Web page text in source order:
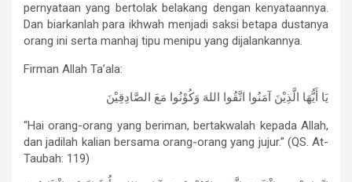
pernyataan yang bertolak belakang dengan kenyataannya.
Dan biarkanlah para ikhwah menjadi saksi betapa dustanya
orang ini serta manhaj tipu menipu yang dijalankannya.
Firman Allah Ta’ala:
يَا أَيُّهَا الَّذِيْنَ آمَنُوا اتَّقُوا اللهَ وَكُوْنُوا مَعَ الصَّادِقِيْنَ
“Hai orang-orang yang beriman, bertakwalah kepada Allah,
dan jadilah kalian bersama orang-orang yang jujur.” (QS. At-
Taubah: 119)